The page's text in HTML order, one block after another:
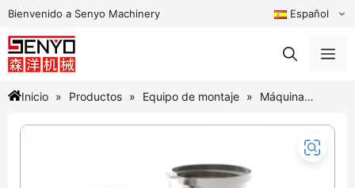
Saltar
contenido
Bienvenido a Senyo Machinery Español
Inicio Productos Equipo de montaje
Máquina